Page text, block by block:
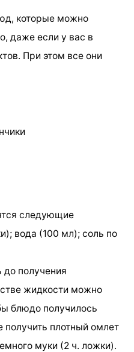
которые можно
даже если у вас в
При этом все они
следующие
вода (100 мл); соль по
до получения
жидкости можно
блюдо получилось
получить плотный омлет
муки (2 ч. ложки).